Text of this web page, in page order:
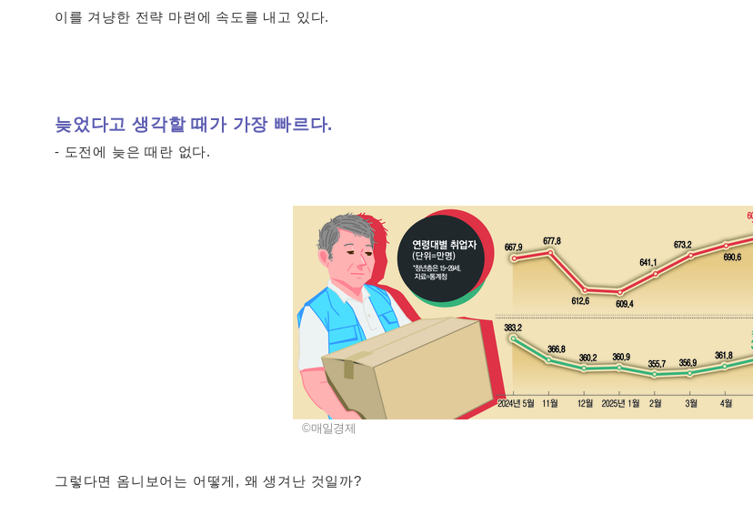
이를 겨냥한 전략 마련에 속도를 내고 있다.
늦었다고 생각할 때가 가장 빠르다.
- 도전에 늦은 때란 없다.
©매일경제
그렇다면 옴니보어 는 어떻게, 왜 생겨난 것일까?